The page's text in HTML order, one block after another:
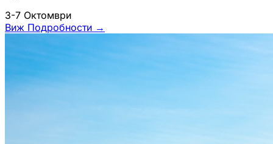
3-7 Октомври
Виж Подробности →